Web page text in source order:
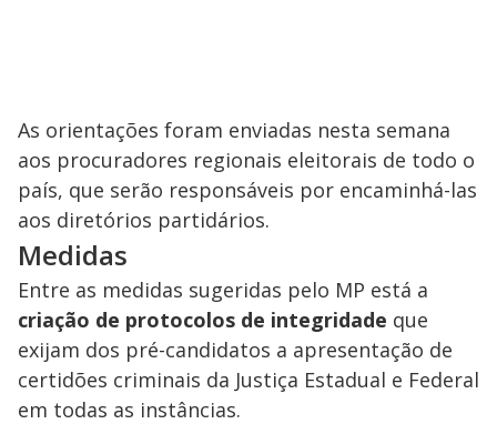
As orientações foram enviadas nesta semana
aos procuradores regionais eleitorais de todo o
país, que serão responsáveis por encaminhá-las
aos diretórios partidários.
Medidas
Entre as medidas sugeridas pelo MP está a
criação de protocolos de integridade que
exijam dos pré-candidatos a apresentação de
certidões criminais da Justiça Estadual e Federal
em todas as instâncias.